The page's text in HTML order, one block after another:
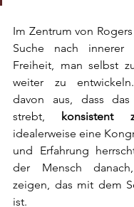
Im Zentrum von
Suche nach
Freiheit, man selbst
weiter zu
davon aus, dass
strebt, konsistent
idealerweise eine
und Erfahrung
der Mensch
zeigen, das mit dem
ist.